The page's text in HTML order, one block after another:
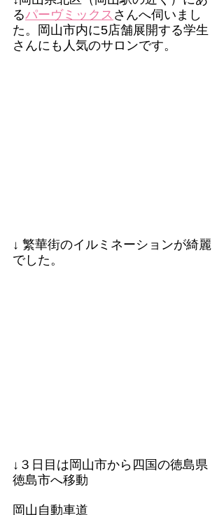
るパーヴミックス さんへ伺いまし
た。岡山市内に5店舗展開する学生
さんにも人気のサロンです。
↓ 繁華街のイルミネーションが綺麗
でした。
↓３日目は岡山市から四国の徳島県
徳島市へ移動
岡山自動車道